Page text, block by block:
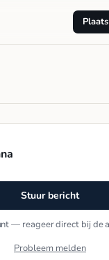
Stuur bericht
— reageer direct bij de
Probleem melden